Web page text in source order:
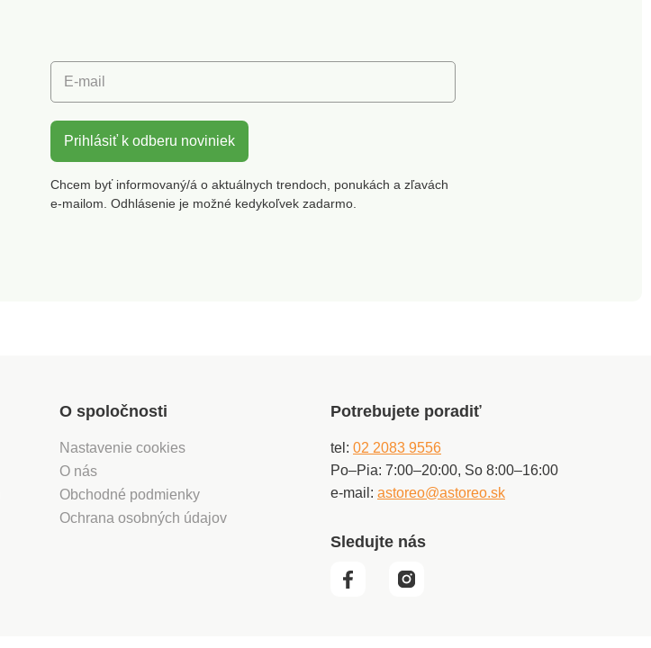
E-mail
Prihlásiť k odberu noviniek
Chcem byť informovaný/á o aktuálnych trendoch, ponukách a zľavách
e-mailom. Odhlásenie je možné kedykoľvek zadarmo.
O spoločnosti
Nastavenie cookies
O nás
Obchodné podmienky
Ochrana osobných údajov
Potrebujete poradiť
tel: 02 2083 9556
Po–Pia: 7:00–20:00, So 8:00–16:00
e-mail: astoreo@astoreo.sk
Sledujte nás